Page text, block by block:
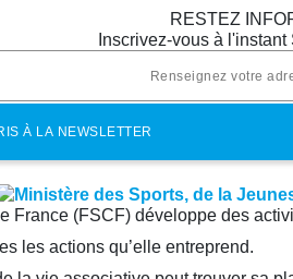
RESTEZ
Inscrivez-vous à
France (FSCF) développe des
les actions qu’elle entreprend.